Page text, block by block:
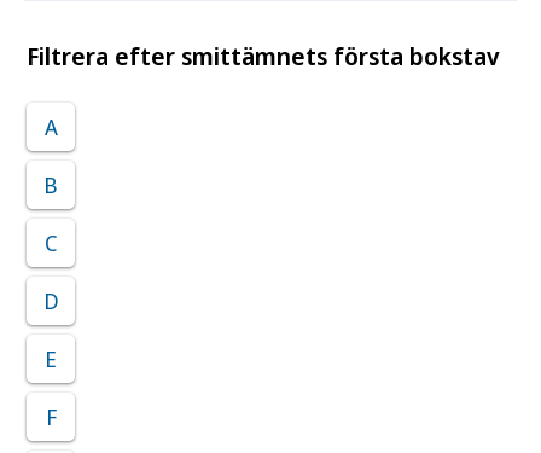
Filtrera efter smittämnets första bokstav
A
B
C
D
E
F